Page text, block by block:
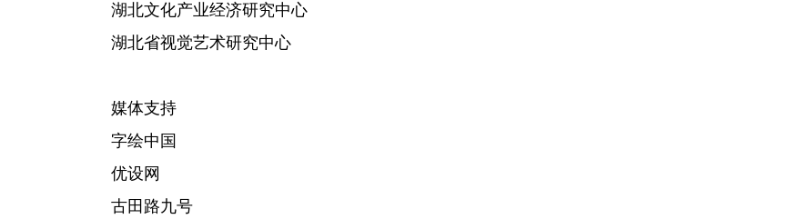
湖北文化产业经济研究中心
湖北省视觉艺术研究中心
媒体支持
字绘中国
优设网
古田路九号